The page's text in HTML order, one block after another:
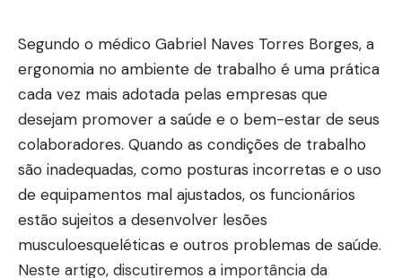
Segundo o médico Gabriel Naves Torres Borges, a
ergonomia no ambiente de trabalho é uma prática
cada vez mais adotada pelas empresas que
desejam promover a saúde e o bem-estar de seus
colaboradores. Quando as condições de trabalho
são inadequadas, como posturas incorretas e o uso
de equipamentos mal ajustados, os funcionários
estão sujeitos a desenvolver lesões
musculoesqueléticas e outros problemas de saúde.
Neste artigo, discutiremos a importância da